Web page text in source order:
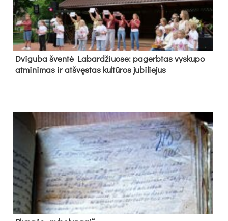
Dvi­gu­ba šven­tė La­bar­džiuo­se: pa­gerb­tas vys­ku­po
at­mi­ni­mas ir at­švęs­tas kul­tū­ros ju­bi­lie­jus